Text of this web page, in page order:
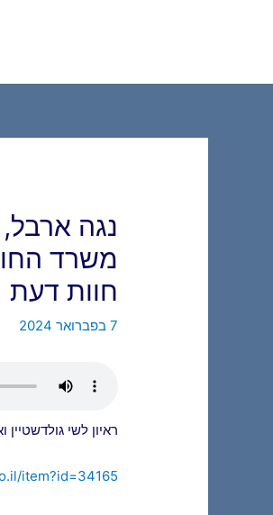
נגה
משרד
חוות דעת
7 בפברואר 2024
ראיון לשי גולדשטיין
item?id=34165